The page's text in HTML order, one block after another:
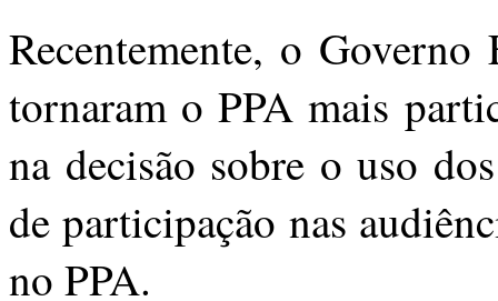
Recentemente, o
tornaram o PPA mais
na decisão sobre o uso
de participação nas
no PPA.